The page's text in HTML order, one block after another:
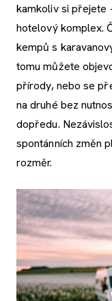
kamkoliv si přejete
hotelový komplex.
kempů s
tomu můžete
přírody, nebo se
na druhé bez
dopředu.
spontánních změn
rozměr.